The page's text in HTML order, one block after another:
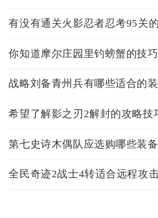
有没有通关火影忍者忍考95关
你知道摩尔庄园里钓螃蟹的技
战略刘备青州兵有哪些适合的
希望了解影之刃2解封的攻略技
第七史诗木偶队应选购哪些装备
全民奇迹2战士4转适合远程攻